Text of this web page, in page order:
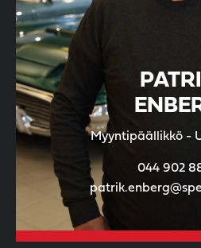
Myyntipäällikkö -
044 902